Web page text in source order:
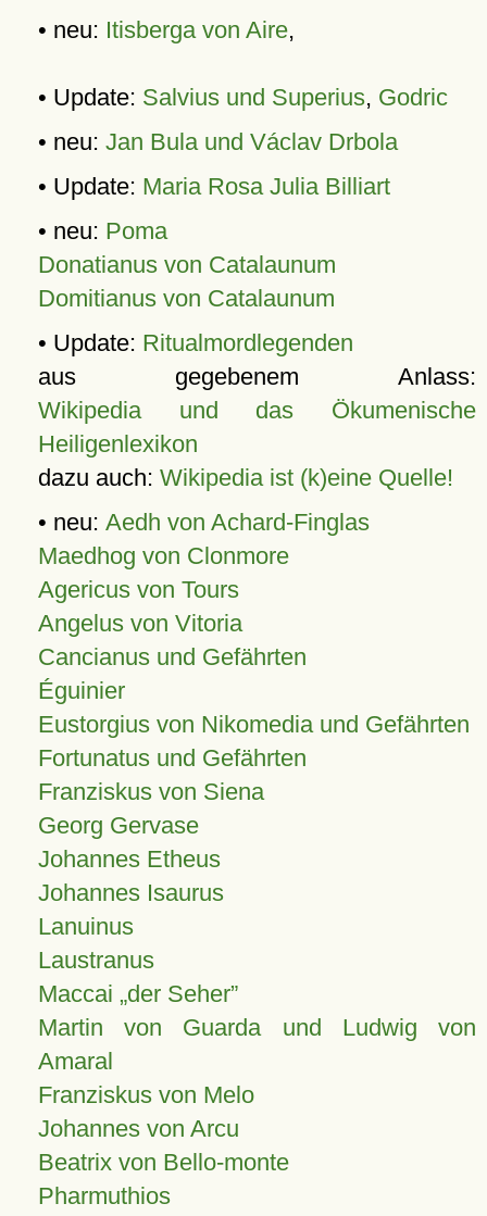
• neu: Itisberga von Aire,
• Update: Salvius und Superius, Godric
• neu: Jan Bula und Václav Drbola
• Update: Maria Rosa Julia Billiart
• neu: Poma
Donatianus von Catalaunum
Domitianus von Catalaunum
• Update: Ritualmordlegenden
aus gegebenem Anlass:
Wikipedia und das Ökumenische
Heiligenlexikon
dazu auch: Wikipedia ist (k)eine Quelle!
• neu: Aedh von Achard-Finglas
Maedhog von Clonmore
Agericus von Tours
Angelus von Vitoria
Cancianus und Gefährten
Éguinier
Eustorgius von Nikomedia und Gefährten
Fortunatus und Gefährten
Franziskus von Siena
Georg Gervase
Johannes Etheus
Johannes Isaurus
Lanuinus
Laustranus
Maccai „der Seher”
Martin von Guarda und Ludwig von
Amaral
Franziskus von Melo
Johannes von Arcu
Beatrix von Bello-monte
Pharmuthios